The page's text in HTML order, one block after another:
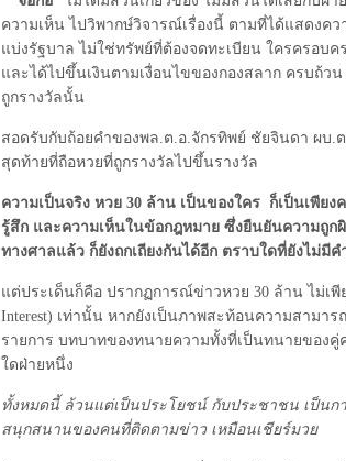
ความเห็น ไปวิพากษ์วิจารณ์เรื่องนี้ ตามที่ได้แสดง
แบ่งรัฐบาล ไม่ใช่ทรัพย์ที่ต้องจดทะเบียน ใครครอบ
และได้ไปขึ้นเงินตามเงื่อนไขของกองสลาก ครบถ้
ถูกรางวัลนั้น
สอดรับกับถ้อยคำของพล.ต.อ.จักรทิพย์ ชัยจินดา ผบ.
สุดท้ายที่ถือหวยที่ถูกรางวัลไปขึ้นรางวัล
ความเป็นจริง หวย 30 ล้าน เป็นของใคร ก็เป็นเพียง
รู้สึก และความเห็นในข้อกฎหมาย ซึ่งยืนยันความถูก
ทางศาลแล้ว ก็ยังถกเถียงกันได้อีก ตราบใดที่ยังไม่มี
แต่ประเด็นก็คือ ปรากฏการณ์ข่าวหวย 30 ล้าน ไม่เพี
Interest) เท่านั้น หากยังเป็นภาพสะท้อนความสามา
รายการ บทบาทของทนายความทั้งที่เป็นทนายของ
ใดฝ่ายหนึ่ง
ทั้งหมดนี้ ล้วนแต่เป็นประโยชน์ กับประชาชน เป็นก
สนุกสนานของคนที่ติดตามข่าว เหมือนเชียร์มวย